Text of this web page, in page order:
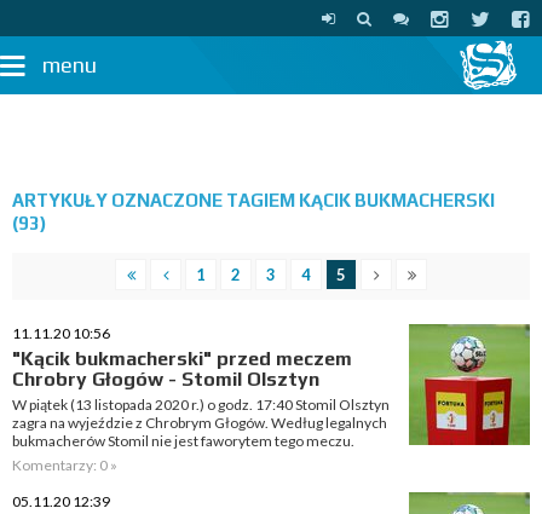
menu
ARTYKUŁY OZNACZONE TAGIEM KĄCIK BUKMACHERSKI
(93)
1 2 3 4 5
11.11.20 10:56
"Kącik bukmacherski" przed meczem
Chrobry Głogów - Stomil Olsztyn
W piątek (13 listopada 2020 r.) o godz. 17:40 Stomil Olsztyn
zagra na wyjeździe z Chrobrym Głogów. Według legalnych
bukmacherów Stomil nie jest faworytem tego meczu.
Komentarzy: 0 »
05.11.20 12:39